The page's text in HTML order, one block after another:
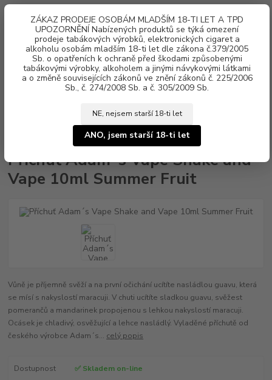
ZÁKAZ PRODEJE OSOBÁM MLADŠÍM 18-TI LET A TPD
UPOZORNĚNÍ Nabízených produktů se týká omezení
prodeje tabákových výrobků, elektronických cigaret a
alkoholu osobám mladším 18-ti let dle zákona č.379/2005
Sb. o opatřeních k ochraně před škodami způsobenými
tabákovými výrobky, alkoholem a jinými návykovými látkami
a o změně souvisejících zákonů ve znění zákonů č. 225/2006
Sb., č. 274/2008 Sb. a č. 305/2009 Sb.
NE, nejsem starší 18-ti let
ANO, jsem starší 18-ti let
Menu
za0 Kč
Adam´s Vape Shake and Vape 10ml Summer Fruit
Příchuť Adam´s Vape Shake and
Vape 10ml Summer Fruit
Vůně je příjemně svěží a na první očichání ucítíte nasládlou guavu, která
se mísí s nakyslostí maracuji. V chuti ucítíte sladkou guavu, svěžest
pomerančů a mandarinek propojenou s lehkou nakyslostí maracuji.
Ocásek je chladivý, osvěžující a lehce nasládlý. Vyladěné příchutě od
českého výrobce Adam´s... celý popis
Dostupnost
✅ Skladem on-line